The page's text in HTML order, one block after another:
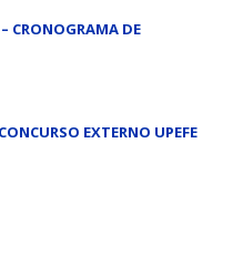
CRONOGRAMA DE
EXTERNO UPEFE